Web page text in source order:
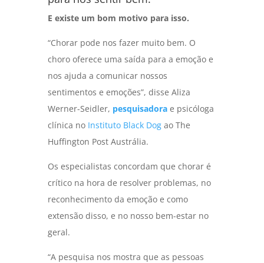
E existe um bom motivo para isso.
“Chorar pode nos fazer muito bem. O
choro oferece uma saída para a emoção e
nos ajuda a comunicar nossos
sentimentos e emoções”, disse Aliza
Werner-Seidler, pesquisadorae psicóloga
clínica no Instituto Black Dogao The
Huffington Post Austrália.
Os especialistas concordam que chorar é
crítico na hora de resolver problemas, no
reconhecimento da emoção e como
extensão disso, e no nosso bem-estar no
geral.
“A pesquisa nos mostra que as pessoas